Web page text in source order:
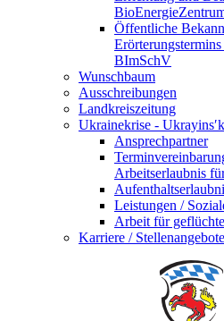
Öffentliche
BImSchV
Wunschbaum
Ausschreibungen
Landkreiszeitung
Ukrainekrise -
Ansprechpartner
Arbeitserlaubnis
Leistungen /
Arbeit für
Karriere / Stellenangebote